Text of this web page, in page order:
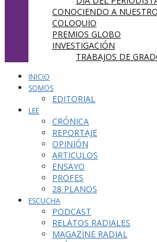
CONOCIENDO A
COLOQUIO
PREMIOS GLOBO
INVESTIGACIÓN
TRABAJOS DE
INICIO
SOMOS
EDITORIAL
LEE
CRÓNICA
REPORTAJE
OPINIÓN
ARTICULOS
ENSAYO
PROFES
28 PLANOS
ESCUCHA
PODCAST
RELATOS RADIALES
MAGAZINE RADIAL